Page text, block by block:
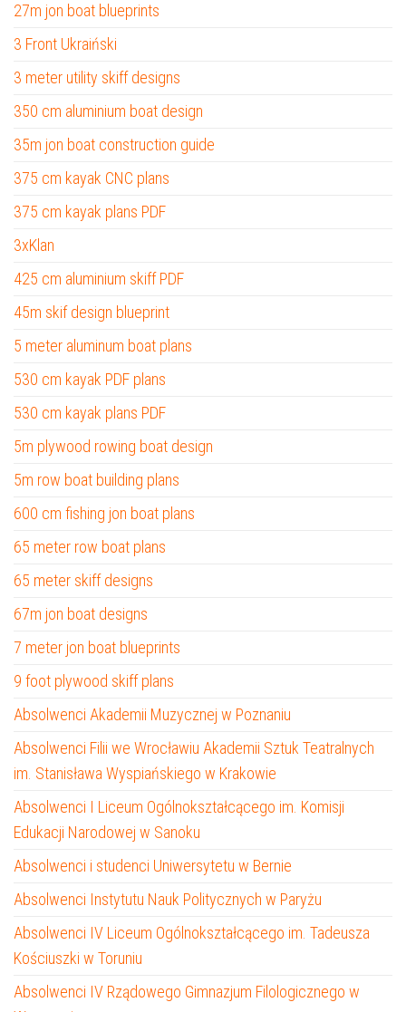
27m jon boat blueprints
3 Front Ukraiński
3 meter utility skiff designs
350 cm aluminium boat design
35m jon boat construction guide
375 cm kayak CNC plans
375 cm kayak plans PDF
3xKlan
425 cm aluminium skiff PDF
45m skif design blueprint
5 meter aluminum boat plans
530 cm kayak PDF plans
530 cm kayak plans PDF
5m plywood rowing boat design
5m row boat building plans
600 cm fishing jon boat plans
65 meter row boat plans
65 meter skiff designs
67m jon boat designs
7 meter jon boat blueprints
9 foot plywood skiff plans
Absolwenci Akademii Muzycznej w Poznaniu
Absolwenci Filii we Wrocławiu Akademii Sztuk Teatralnych
im. Stanisława Wyspiańskiego w Krakowie
Absolwenci I Liceum Ogólnokształcącego im. Komisji
Edukacji Narodowej w Sanoku
Absolwenci i studenci Uniwersytetu w Bernie
Absolwenci Instytutu Nauk Politycznych w Paryżu
Absolwenci IV Liceum Ogólnokształcącego im. Tadeusza
Kościuszki w Toruniu
Absolwenci IV Rządowego Gimnazjum Filologicznego w